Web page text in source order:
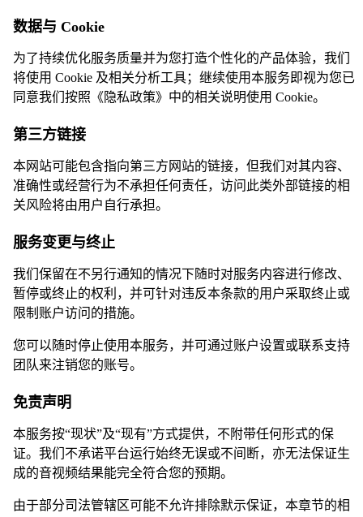
数据与 Cookie
为了持续优化服务质量并为您打造个性化的产品体验，我们
将使用 Cookie 及相关分析工具；继续使用本服务即视为您已
同意我们按照《隐私政策》中的相关说明使用 Cookie。
第三方链接
本网站可能包含指向第三方网站的链接，但我们对其内容、
准确性或经营行为不承担任何责任，访问此类外部链接的相
关风险将由用户自行承担。
服务变更与终止
我们保留在不另行通知的情况下随时对服务内容进行修改、
暂停或终止的权利，并可针对违反本条款的用户采取终止或
限制账户访问的措施。
您可以随时停止使用本服务，并可通过账户设置或联系支持
团队来注销您的账号。
免责声明
本服务按“现状”及“现有”方式提供，不附带任何形式的保
证。我们不承诺平台运行始终无误或不间断，亦无法保证生
成的音视频结果能完全符合您的预期。
由于部分司法管辖区可能不允许排除默示保证，本章节的相